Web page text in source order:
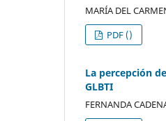
MARÍA DEL
PDF ()
La percepción
GLBTI
FERNANDA